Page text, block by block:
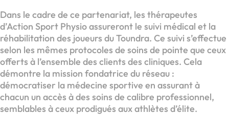
Dans le cadre de ce partenariat, les thérapeutes
d’Action Sport Physio assureront le suivi médical et la
réhabilitation des joueurs du Toundra. Ce suivi s’effectue
selon les mêmes protocoles de soins de pointe que ceux
offerts à l’ensemble des clients des cliniques. Cela
démontre la mission fondatrice du réseau :
démocratiser la médecine sportive en assurant à
chacun un accès à des soins de calibre professionnel,
semblables à ceux prodigués aux athlètes d’élite.